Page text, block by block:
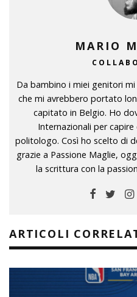
MARIO
Da bambino i miei genitori
che mi avrebbero portato
capitato in Belgio. Ho
Internazionali per
politologo. Così ho scelto di
grazie a Passione Maglie,
la scrittura con la
ARTICOLI